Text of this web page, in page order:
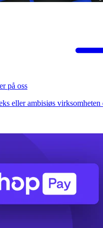
på oss
eller ambisiøs virksomheten